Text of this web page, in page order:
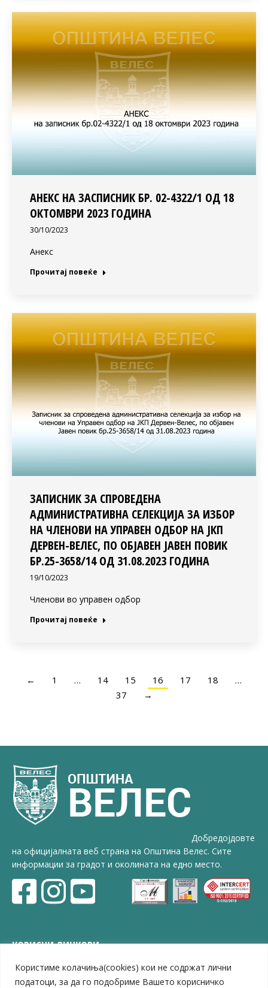
Користиме колачиња(cookies) кои не содржат лични
податоци, за да го подобриме Вашето корисничко
АНЕКС НА ЗАСПИСНИК БР. 02-4322/1 ОД 18
ОКТОМВРИ 2023 ГОДИНА
30/10/2023
Анекс
Прочитај повеќе
ЗАПИСНИК ЗА СПРОВЕДЕНА
АДМИНИСТРАТИВНА СЕЛЕКЦИЈА ЗА ИЗБОР
НА ЧЛЕНОВИ НА УПРАВЕН ОДБОР НА ЈКП
ДЕРВЕН-ВЕЛЕС, ПО ОБЈАВЕН ЈАВЕН ПОВИК
БР.25-3658/14 ОД 31.08.2023 ГОДИНА
19/10/2023
Членови во управен одбор
Прочитај повеќе
← 1 … 14 15 16 17 18
…
37
→
Добредојдовте
на официјалната веб страна на Општина Велес. Сите
информации за градот и околината на едно место.
КОРИСНИ ЛИНКОВИ
ЗЕЛС – Заедница на единиците на локална самоуправа
Центар за развој на Вардарски плански регион